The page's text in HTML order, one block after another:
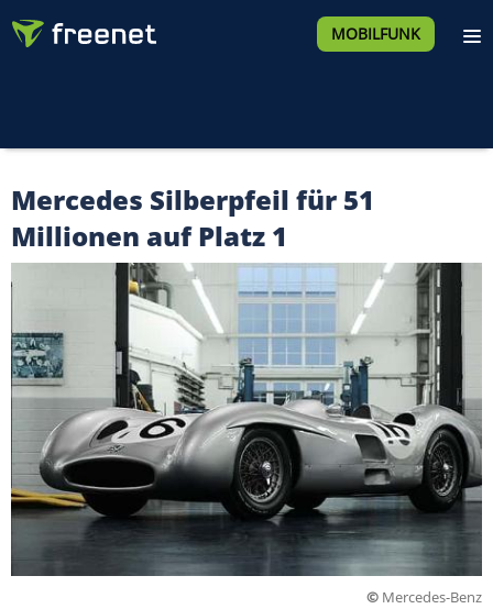
MOBILFUNK
Mercedes Silberpfeil für 51
Millionen auf Platz 1
© Mercedes-Benz